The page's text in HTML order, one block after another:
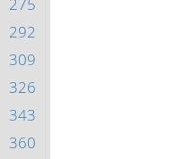
292
309
326
343
360